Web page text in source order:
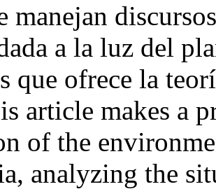
manejan
a la luz del
que ofrece la
article makes a
of the
analyzing the